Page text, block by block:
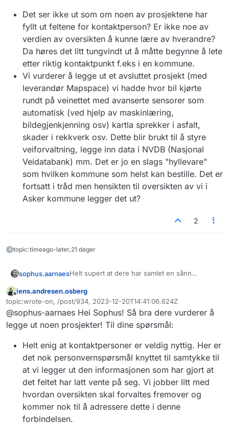
Det ser ikke ut som om noen av prosjektene har
fyllt ut feltene for kontaktperson? Er ikke noe av
verdien av oversikten å kunne lære av hverandre?
Da høres det litt tungvindt ut å måtte begynne å lete
etter riktig kontaktpunkt f.eks i en kommune.
Vi vurderer å legge ut et avsluttet prosjekt (med
leverandør Mapspace) vi hadde hvor bil kjørte
rundt på veinettet med avanserte sensorer som
automatisk (ved hjelp av maskinlæring,
bildegjenkjenning osv) kartla sprekker i asfalt,
skader i rekkverk osv. Dette blir brukt til å styre
veiforvaltning, legge inn data i NVDB (Nasjonal
Veidatabank) mm. Det er jo en slags "hyllevare"
som hvilken kommune som helst kan bestille. Det er
fortsatt i tråd men hensikten til oversikten av vi i
Asker kommune legger det ut?
2
topic:timeago-later,21 dager
sophus.aarnaesHelt supert at dere har samlet en sånn
der. Vi i Asker kommune vurderer å legge ut
noen av våre prosjekter der så et par
spørsmål:
Det ser ikke ut som om noen av
prosjektene har fyllt ut feltene for
kontaktperson? Er ikke noe av verdien av
oversikten å kunne lære av hverandre?
Da høres det litt tungvindt ut å måtte
begynne å lete etter riktig kontaktpunkt
f.eks i en kommune.
Vi vurderer å legge ut et avsluttet
prosjekt (med leverandør Mapspace) vi
hadde hvor bil kjørte rundt på veinettet
med avanserte sensorer som automatisk
(ved hjelp av maskinlæring,
bildegjenkjenning osv) kartla sprekker i
Frakoblet
jens.andresen.osberg
topic:wrote-on, /post/934, 2023-12-20T14:41:06.624Z
Sist endret av
@sophus-aarnaes Hei Sophus! Så bra dere vurderer å
legge ut noen prosjekter! Til dine spørsmål:
Helt enig at kontaktpersoner er veldig nyttig. Her er
det nok personvernspørsmål knyttet til samtykke til
at vi legger ut den informasjonen som har gjort at
det feltet har latt vente på seg. Vi jobber litt med
hvordan oversikten skal forvaltes fremover og
kommer nok til å adressere dette i denne
forbindelsen.